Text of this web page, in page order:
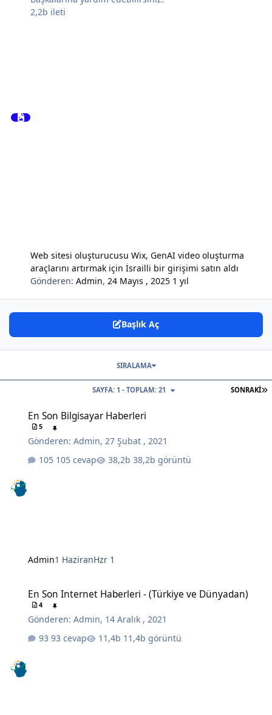
2,2b ileti
Web sitesi oluşturucusu Wix, GenAI video oluşturma
araçlarını artırmak için İsrailli bir girişimi satın aldı
Gönderen:Admin,24 Mayıs , 2025 1 yıl
Başlık Aç
SONRAKI
SAYFA: 1 - TOPLAM: 21
SIRALAMA
En Son Bilgisayar Haberleri
5
Gönderen:Admin,27 Şubat , 2021
105 cevap
38,2b görüntü
Admin1 HaziranHzr 1
En Son Internet Haberleri - (Türkiye ve Dünyadan)
4
Gönderen:Admin, 14 Aralık , 2021
93 cevap
11,4b görüntü